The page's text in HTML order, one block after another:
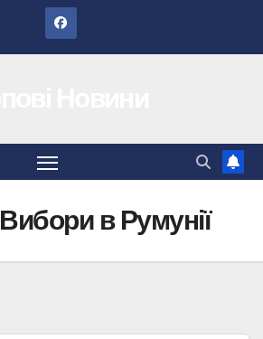
Вибори в Румунії